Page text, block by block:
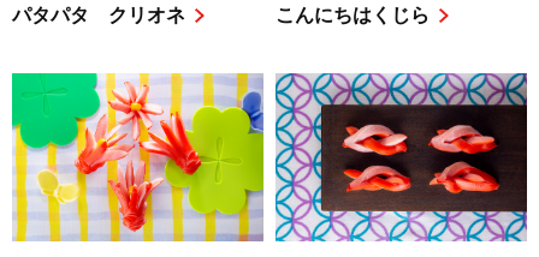
パタパタ クリオネ こんにちはくじら